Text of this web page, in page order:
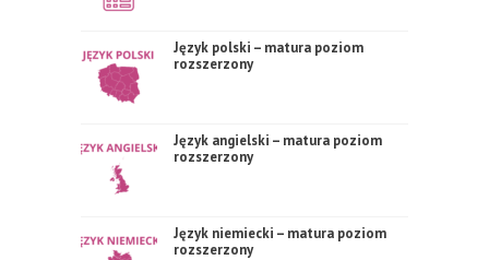
Język polski – matura poziom
rozszerzony
Język angielski – matura poziom
rozszerzony
Język niemiecki – matura poziom
rozszerzony